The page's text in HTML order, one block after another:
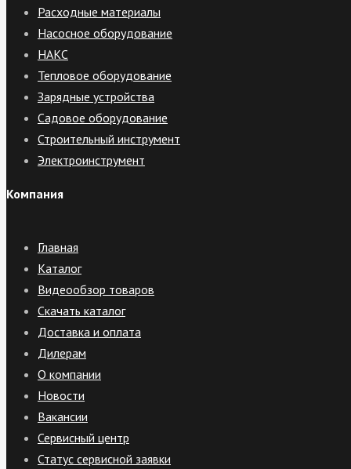
Расходные материалы
Насосное оборудование
НАКС
Тепловое оборудование
Зарядные устройства
Садовое оборудование
Строительный инструмент
Электроинструмент
Компания
Главная
Каталог
Видеообзор товаров
Скачать каталог
Доставка и оплата
Дилерам
О компании
Новости
Вакансии
Сервисный центр
Статус сервисной заявки